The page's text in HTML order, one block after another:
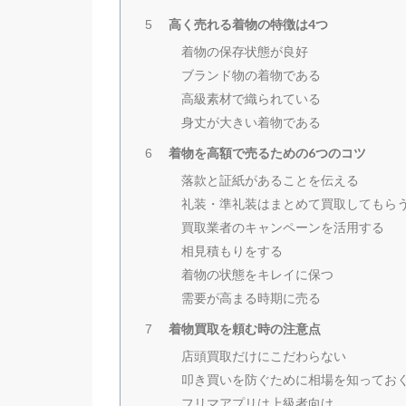
5
高く売れる着物の特徴は4つ
着物の保存状態が良好
ブランド物の着物である
高級素材で織られている
身丈が大きい着物である
6
着物を高額で売るための6つのコツ
落款と証紙があることを伝える
礼装・準礼装はまとめて買取してもら
買取業者のキャンペーンを活用する
相見積もりをする
着物の状態をキレイに保つ
需要が高まる時期に売る
7
着物買取を頼む時の注意点
店頭買取だけにこだわらない
叩き買いを防ぐために相場を知ってお
フリマアプリは上級者向け